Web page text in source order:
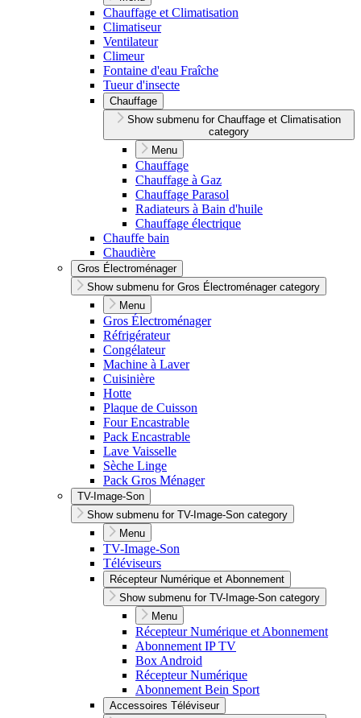
Chauffage et Climatisation
Climatiseur
Ventilateur
Climeur
Fontaine d'eau Fraîche
Tueur d'insecte
Chauffage
Show submenu for Chauffage et Climatisation
category
Menu
Chauffage
Chauffage à Gaz
Chauffage Parasol
Radiateurs à Bain d'huile
Chauffage électrique
Chauffe bain
Chaudière
Gros Électroménager
Show submenu for Gros Électroménager category
Menu
Gros Électroménager
Réfrigérateur
Congélateur
Machine à Laver
Cuisinière
Hotte
Plaque de Cuisson
Four Encastrable
Pack Encastrable
Lave Vaisselle
Sèche Linge
Pack Gros Ménager
TV-Image-Son
Show submenu for TV-Image-Son category
Menu
TV-Image-Son
Téléviseurs
Récepteur Numérique et Abonnement
Show submenu for TV-Image-Son category
Menu
Récepteur Numérique et Abonnement
Abonnement IP TV
Box Android
Récepteur Numérique
Abonnement Bein Sport
Accessoires Téléviseur